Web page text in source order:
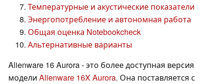
Температурные и акустические показатели
Энергопотребление и автономная работа
Общая оценка Notebookcheck
Альтернативные варианты
Alienware 16 Aurora - это более доступная версия
модели Alienware 16X Aurora. Она поставляется с